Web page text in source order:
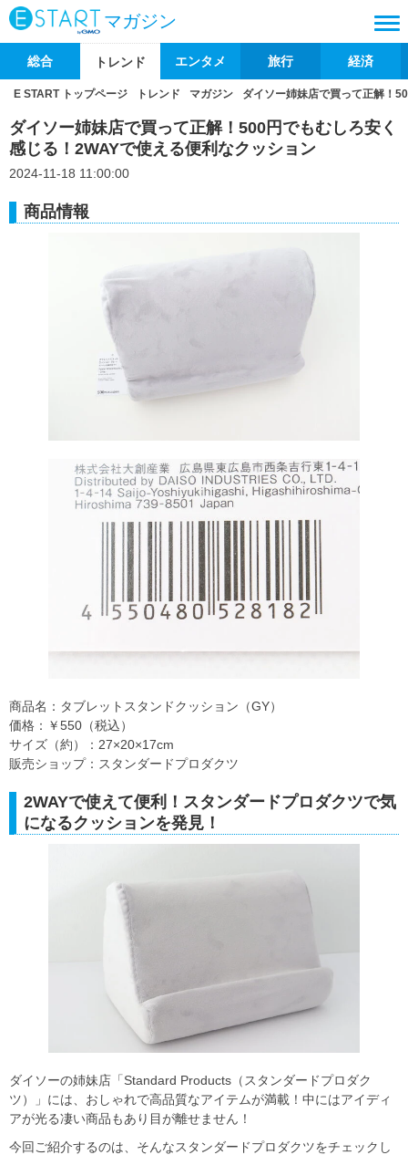
マガジン
総合 トレンド エンタメ 旅行 経済
E START トップページ トレンド マガジン ダイソー姉妹店で買って正解！
ダイソー姉妹店で買って正解！500円でもむしろ安く
感じる！2WAYで使える便利なクッション
2024-11-18 11:00:00
商品情報
商品名：タブレットスタンドクッション（GY）
価格：￥550（税込）
サイズ（約）：27×20×17cm
販売ショップ：スタンダードプロダクツ
2WAYで使えて便利！スタンダードプロダクツで気
になるクッションを発見！
ダイソーの姉妹店「Standard Products（スタンダードプロダク
ツ）」には、おしゃれで高品質なアイテムが満載！中にはアイディ
アが光る凄い商品もあり目が離せません！
今回ご紹介するのは、そんなスタンダードプロダクツをチェックし